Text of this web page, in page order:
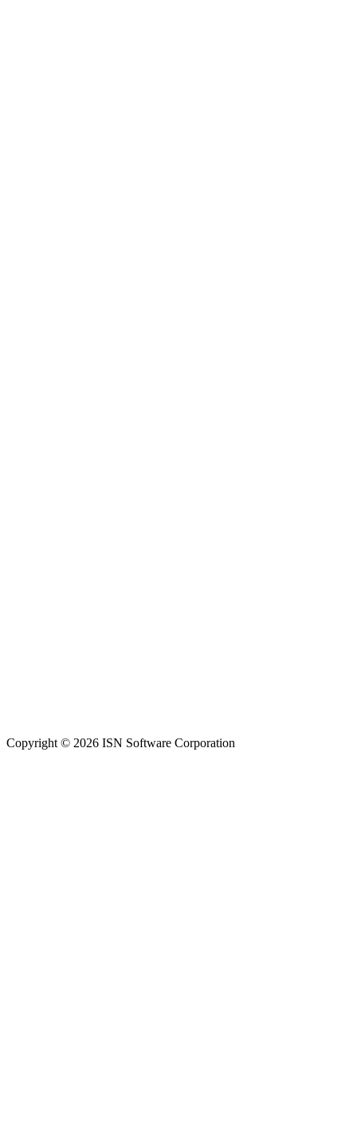
Copyright © 2026 ISN Software Corporation